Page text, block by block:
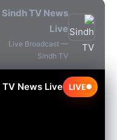
Sindh TV News
Live
Live Broadcast —
Sindh TV
LIVE
TV News Live